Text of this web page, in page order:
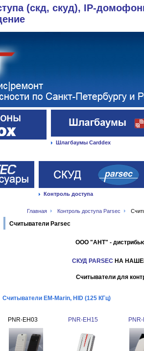
(скд, скуд), IP-
Шлагбаумы Carddex
Контроль доступа
Главная Контроль доступа Parsec
Считыватели Parsec
ООО "АНТ" -
СКУД PARSEC НА
Считыватели для
Считыватели EM-Marin, HID (125 КГц)
PNR-EH03 PNR-EH15